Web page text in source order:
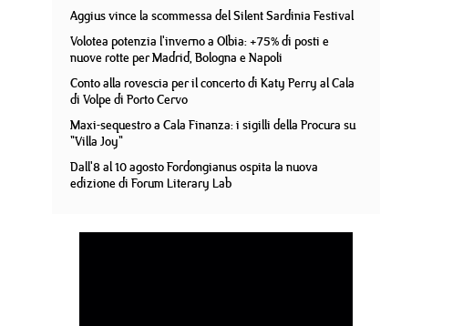
Aggius vince la scommessa del Silent Sardinia Festival
Volotea potenzia l'inverno a Olbia: +75% di posti e
nuove rotte per Madrid, Bologna e Napoli
Conto alla rovescia per il concerto di Katy Perry al Cala
di Volpe di Porto Cervo
Maxi-sequestro a Cala Finanza: i sigilli della Procura su
"Villa Joy"
Dall'8 al 10 agosto Fordongianus ospita la nuova
edizione di Forum Literary Lab